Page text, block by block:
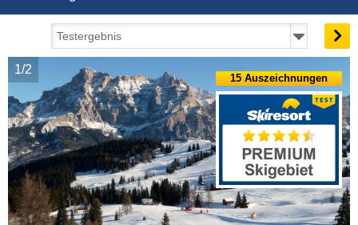
1/2
15 Auszeichnungen